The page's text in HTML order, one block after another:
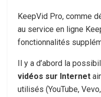
KeepVid Pro, comme
au service en ligne
fonctionnalités
Il y a d’abord la
vidéos sur Internet
utilisés (YouTube,